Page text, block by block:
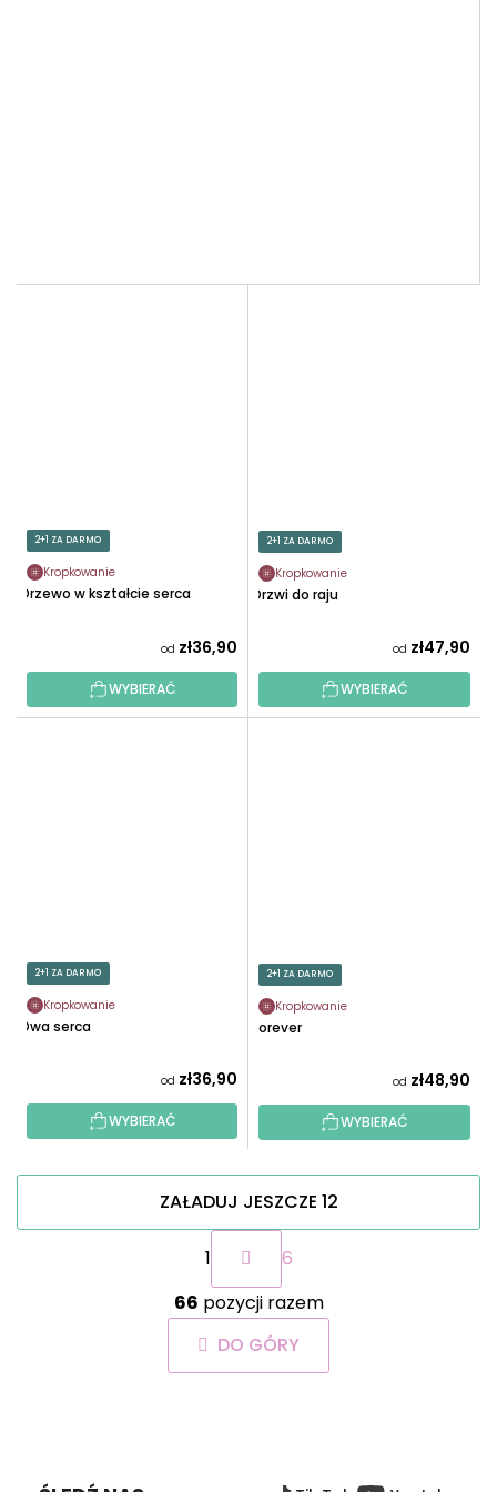
2+1 ZA DARMO
Kropkowanie
Drzewo w kształcie serca
od zł36,90
WYBIERAĆ
2+1 ZA DARMO
Kropkowanie
Drzwi do raju
od zł47,90
WYBIERAĆ
2+1 ZA DARMO
Kropkowanie
Dwa serca
od zł36,90
WYBIERAĆ
2+1 ZA DARMO
Kropkowanie
Forever
od zł48,90
WYBIERAĆ
K
o
n
t
r
ZAŁADUJ JESZCZE 12
P
a
g
i
n
a
c
1
6
66 pozycji razem
DO GÓRY